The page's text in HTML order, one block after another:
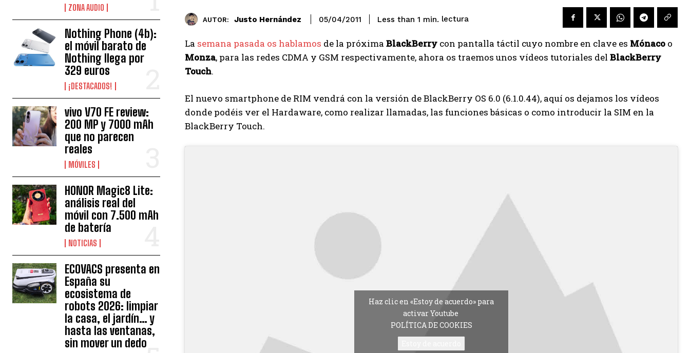
ZONA AUDIO
Nothing Phone (4b):
el móvil barato de
Nothing llega por
329 euros
¡DESTACADOS!
vivo V70 FE review:
200 MP y 7000 mAh
que no parecen
reales
MÓVILES
HONOR Magic8 Lite:
análisis real del
móvil con 7.500 mAh
de batería
NOTICIAS
ECOVACS presenta en
España su
ecosistema de
robots 2026: limpiar
la casa, el jardín… y
hasta las ventanas,
sin mover un dedo
AUTOR: Justo Hernández 05/04/2011 Less than 1 min. lectura
La semana pasada os hablamos de la próxima BlackBerry con pantalla táctil cuyo nombre en clave es Mónaco o
Monza, para las redes CDMA y GSM respectivamente, ahora os traemos unos vídeos tutoriales del BlackBerry
Touch.
El nuevo smartphone de RIM vendrá con la versión de BlackBerry OS 6.0 (6.1.0.44), aquí os dejamos los vídeos
donde podéis ver el Hardaware, como realizar llamadas, las funciones básicas o como introducir la SIM en la
BlackBerry Touch.
Haz clic en «Estoy de acuerdo» para
activar Youtube
POLÍTICA DE COOKIES